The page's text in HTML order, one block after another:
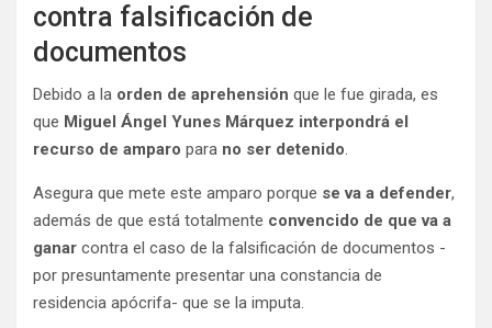
contra falsificación de
documentos
Debido a la orden de aprehensión que le fue girada, es
que Miguel Ángel Yunes Márquez interpondrá el
recurso de amparo para no ser detenido.
Asegura que mete este amparo porque se va a defender,
además de que está totalmente convencido de que va a
ganar contra el caso de la falsificación de documentos -
por presuntamente presentar una constancia de
residencia apócrifa- que se la imputa.